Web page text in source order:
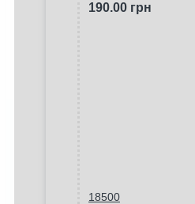
190.00 грн
18500